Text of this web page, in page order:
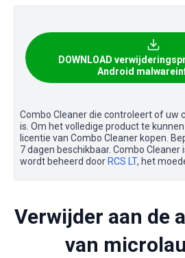
DOWNLOAD
Android
Combo Cleaner die controleert of uw
is. Om het volledige product te
licentie van Combo Cleaner kopen.
7 dagen beschikbaar. Combo Cleaner
wordt beheerd door RCS LT, het
Verwijder aan de
van